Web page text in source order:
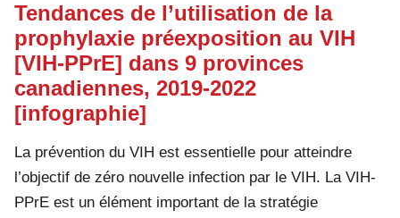
Tendances de l’utilisation de la
prophylaxie préexposition au VIH
[VIH-PPrE] dans 9 provinces
canadiennes, 2019-2022
[infographie]
La prévention du VIH est essentielle pour atteindre
l’objectif de zéro nouvelle infection par le VIH. La VIH-
PPrE est un élément important de la stratégie